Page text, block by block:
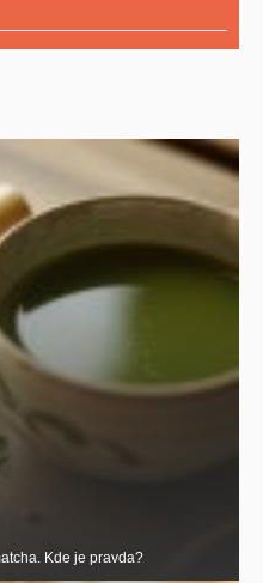
Kde je pravda?